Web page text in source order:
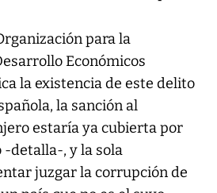
para la
Económicos
la existencia de este delito
la sanción al
estaría ya cubierta por
-detalla-, y la sola
juzgar la corrupción de